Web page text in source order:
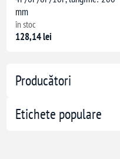
Producători
Etichete populare
mm
în stoc
128,14 lei